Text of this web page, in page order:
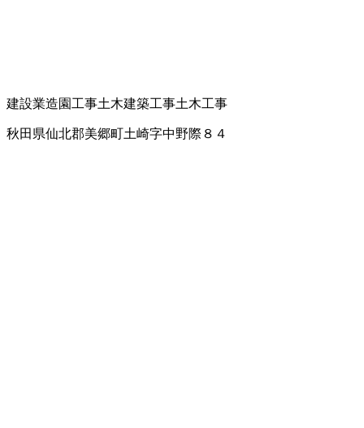
建設業造園工事土木建築工事土木工事
秋田県仙北郡美郷町土崎字中野際８４